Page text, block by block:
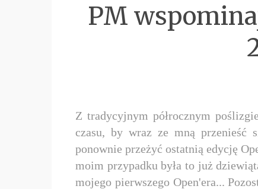
PM
Z tradycyjnym półrocznym
czasu, by wraz ze mną przenieść
ponownie przeżyć ostatnią edycję
moim przypadku była to już
mojego pierwszego Open'era...